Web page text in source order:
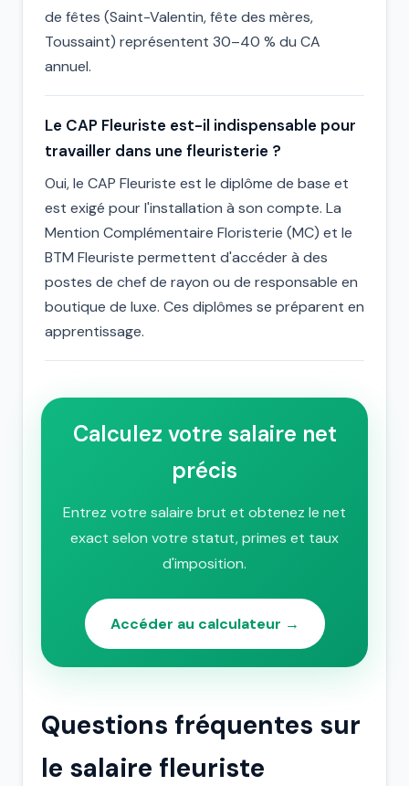
de fêtes (Saint-Valentin, fête des mères,
Toussaint) représentent 30–40 % du CA
annuel.
Le CAP Fleuriste est-il indispensable pour
travailler dans une fleuristerie ?
Oui, le CAP Fleuriste est le diplôme de base et
est exigé pour l'installation à son compte. La
Mention Complémentaire Floristerie (MC) et le
BTM Fleuriste permettent d'accéder à des
postes de chef de rayon ou de responsable en
boutique de luxe. Ces diplômes se préparent en
apprentissage.
Calculez votre salaire net
précis
Entrez votre salaire brut et obtenez le net
exact selon votre statut, primes et taux
d'imposition.
Accéder au calculateur →
Questions fréquentes sur
le salaire fleuriste